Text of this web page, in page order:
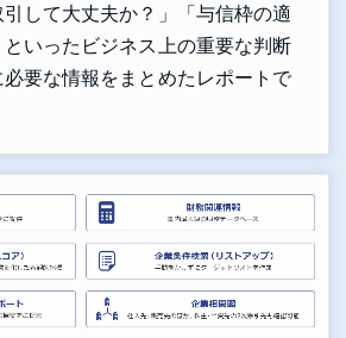
して大丈夫か？」「与信枠の適
いったビジネス上の重要な判断
要な情報をまとめたレポートで